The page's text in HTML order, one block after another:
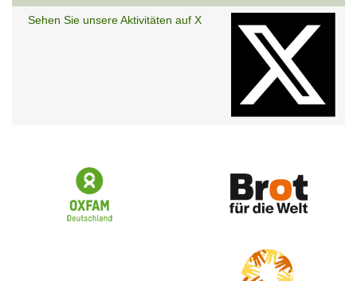
Sehen Sie unsere Aktivitäten auf X